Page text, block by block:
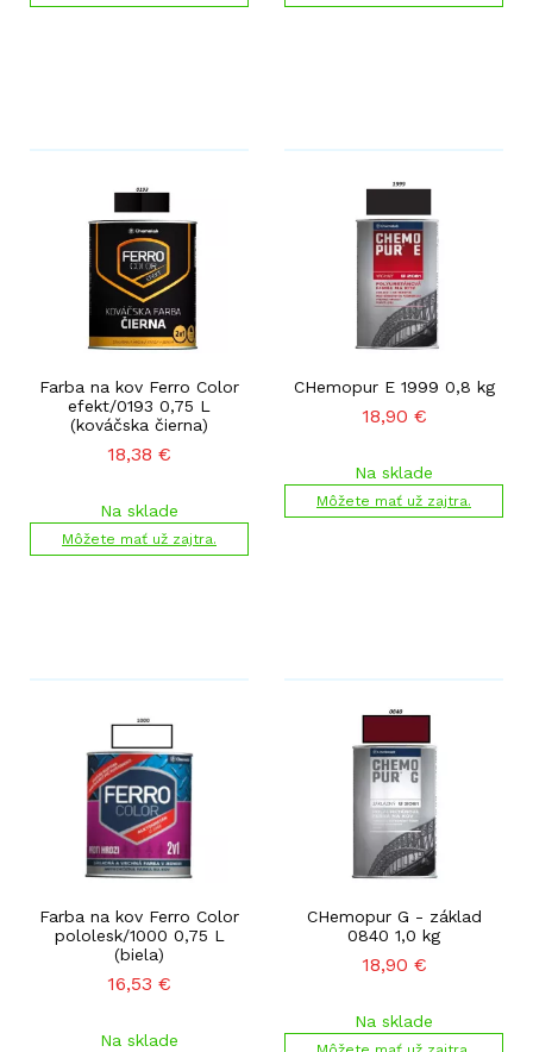
Farba na kov Ferro Color
efekt/0193 0,75 L
(kováčska čierna)
18,38 €
Na sklade
Môžete mať už zajtra.
CHemopur E 1999 0,8 kg
18,90 €
Na sklade
Môžete mať už zajtra.
Farba na kov Ferro Color
pololesk/1000 0,75 L
(biela)
16,53 €
Na sklade
CHemopur G - základ
0840 1,0 kg
18,90 €
Na sklade